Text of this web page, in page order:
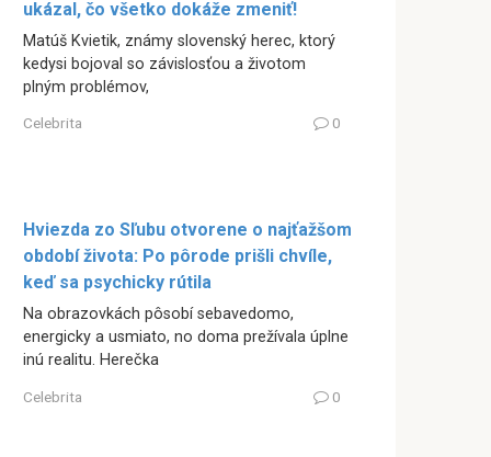
ukázal, čo všetko dokáže zmeniť!
Matúš Kvietik, známy slovenský herec, ktorý
kedysi bojoval so závislosťou a životom
plným problémov,
Celebrita 0
Hviezda zo Sľubu otvorene o najťažšom
období života: Po pôrode prišli chvíle,
keď sa psychicky rútila
Na obrazovkách pôsobí sebavedomo,
energicky a usmiato, no doma prežívala úplne
inú realitu. Herečka
Celebrita 0